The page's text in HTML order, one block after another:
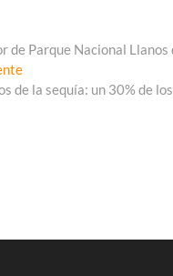
Parque Nacional Llanos
Entrada
siguiente:
de la sequía: un 30% de